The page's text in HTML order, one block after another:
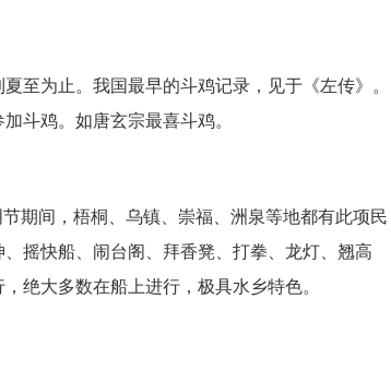
至为止。我国最早的斗鸡记录，见于《左传》。
斗鸡。如唐玄宗最喜斗鸡。
期间，梧桐、乌镇、崇福、洲泉等地都有此项民
摇快船、闹台阁、拜香凳、打拳、龙灯、翘高
绝大多数在船上进行，极具水乡特色。